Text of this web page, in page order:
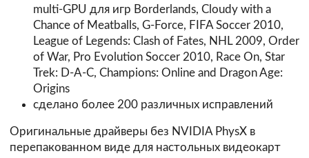
multi-GPU для игр Borderlands, Cloudy with a
Chance of Meatballs, G-Force, FIFA Soccer 2010,
League of Legends: Clash of Fates, NHL 2009, Order
of War, Pro Evolution Soccer 2010, Race On, Star
Trek: D-A-C, Champions: Online and Dragon Age:
Origins
сделано более 200 различных исправлений
Оригинальные драйверы без NVIDIA PhysX в
перепакованном виде для настольных видеокарт